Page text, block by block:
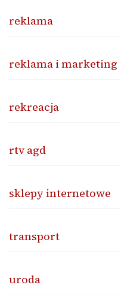
reklama
reklama i marketing
rekreacja
rtv agd
sklepy internetowe
transport
uroda